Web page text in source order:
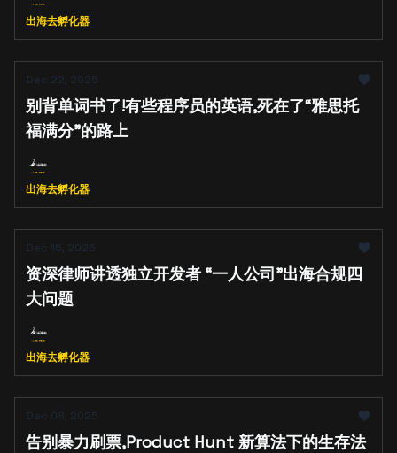
出海去孵化器
Dec 22, 2025
别背单词书了!有些程序员的英语,死在了“雅思托
福满分”的路上
出海去孵化器
Dec 15, 2025
资深律师讲透独立开发者 “一人公司”出海合规四
大问题
出海去孵化器
Dec 08, 2025
告别暴力刷票,Product Hunt 新算法下的生存法